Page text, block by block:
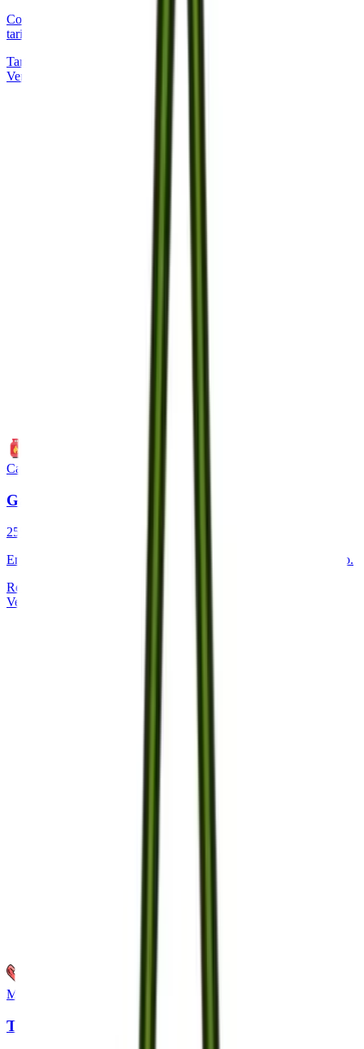
Compara y ahorra en tu factura de electricidad con las mejores
tarifas del mercado.
Tarifa fija o indexada
Ver detalles del servicio
Calefacción
Gas
25%
Encuentra la tarifa de gas natural que mejor se adapte a tu consumo.
Revisión de consumo anual
Ver detalles del servicio
Móvil
Telefonía